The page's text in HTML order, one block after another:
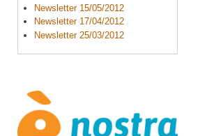
Newsletter 15/05/2012
Newsletter 17/04/2012
Newsletter 25/03/2012